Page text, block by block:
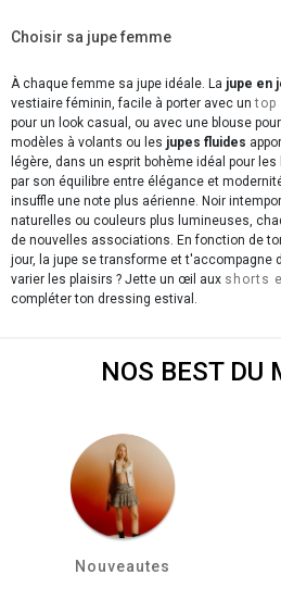
Choisir sa jupe femme
À chaque femme sa jupe idéale. La jupe en
vestiaire féminin, facile à porter avec untop
pour un look casual, ou avec une blouse
modèles à volants ou les jupes fluides
légère, dans un esprit bohème idéal pour les
par son équilibre entre élégance et
insuffle une note plus aérienne. Noir
naturelles ou couleurs plus lumineuses,
de nouvelles associations. En fonction de
jour, la jupe se transforme et t'accompagne
varier les plaisirs ? Jette un œil aux shorts
compléter ton dressing estival.
NOS BEST DU
Nouveautes